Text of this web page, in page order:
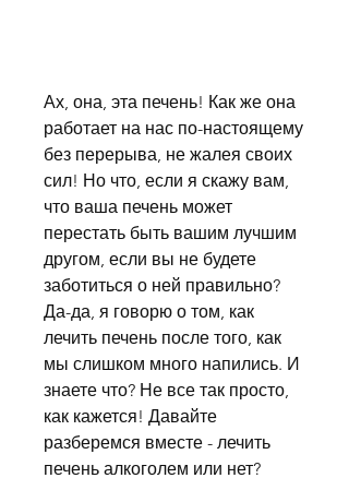
Ах, она, эта печень! Как же она
работает на нас по-настоящему
без перерыва, не жалея своих
сил! Но что, если я скажу вам,
что ваша печень может
перестать быть вашим лучшим
другом, если вы не будете
заботиться о ней правильно?
Да-да, я говорю о том, как
лечить печень после того, как
мы слишком много напились. И
знаете что? Не все так просто,
как кажется! Давайте
разберемся вместе - лечить
печень алкоголем или нет?